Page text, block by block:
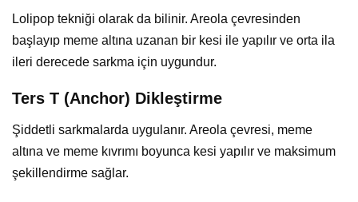
Lolipop tekniği olarak da bilinir. Areola çevresinden
başlayıp meme altına uzanan bir kesi ile yapılır ve orta ila
ileri derecede sarkma için uygundur.
Ters T (Anchor) Dikleştirme
Şiddetli sarkmalarda uygulanır. Areola çevresi, meme
altına ve meme kıvrımı boyunca kesi yapılır ve maksimum
şekillendirme sağlar.